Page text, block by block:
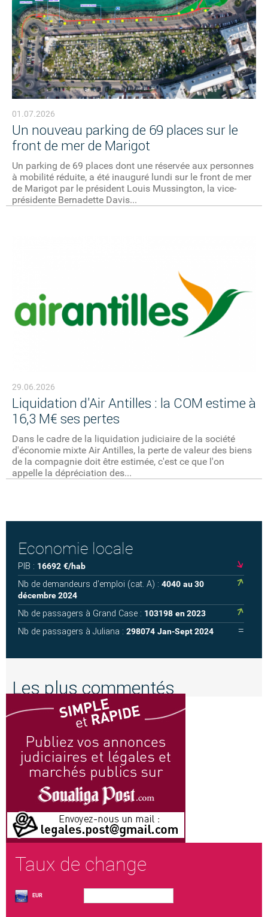
01.07.2026
Un nouveau parking de 69 places sur le
front de mer de Marigot
Un parking de 69 places dont une réservée aux personnes
à mobilité réduite, a été inauguré lundi sur le front de mer
de Marigot par le président Louis Mussington, la vice-
présidente Bernadette Davis...
29.06.2026
Liquidation d'Air Antilles : la COM estime à
16,3 M€ ses pertes
Dans le cadre de la liquidation judiciaire de la société
d'économie mixte Air Antilles, la perte de valeur des biens
de la compagnie doit être estimée, c'est ce que l'on
appelle la dépréciation des...
Economie locale
PIB : 16692 €/hab
Nb de demandeurs d'emploi (cat. A) : 4040 au 30
décembre 2024
Nb de passagers à Grand Case : 103198 en 2023
Nb de passagers à Juliana : 298074 Jan-Sept 2024
Les plus commentés
Taux de change
EUR